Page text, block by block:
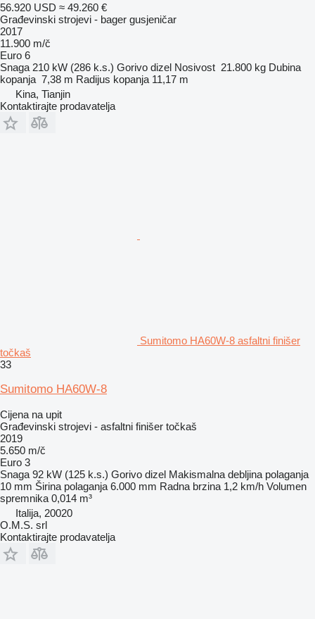
56.920 USD ≈ 49.260 €
Građevinski strojevi - bager gusjeničar
2017
11.900 m/č
Euro 6
Snaga 210 kW (286 k.s.) Gorivo dizel Nosivost 21.800 kg Dubina
kopanja 7,38 m Radijus kopanja 11,17 m
Kina, Tianjin
Kontaktirajte prodavatelja
Sumitomo HA60W-8 asfaltni finišer
točkaš
33
Sumitomo HA60W-8
Cijena na upit
Građevinski strojevi - asfaltni finišer točkaš
2019
5.650 m/č
Euro 3
Snaga 92 kW (125 k.s.) Gorivo dizel Makismalna debljina polaganja
10 mm Širina polaganja 6.000 mm Radna brzina 1,2 km/h Volumen
spremnika 0,014 m³
Italija, 20020
O.M.S. srl
Kontaktirajte prodavatelja